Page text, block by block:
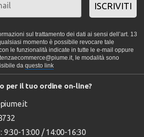
ISCRIVITI
sul trattamento dei dati ai sensi dell’art. 13
momento è possibile revocare tale
le funzionalità indicate in tutte le e-mail oppure
le modalità sono
da questo link
per il tuo ordine on-line?
9:30-13:00 / 14:00-16:30